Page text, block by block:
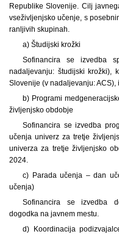
Republike Slovenije. Cilj
vseživljenjsko učenje, s
ranljivih skupinah.
a) Študijski krožki
Sofinancira se izvedba
nadaljevanju: študijski krožki),
Slovenije (v nadaljevanju:
b) Programi
življenjsko obdobje
Sofinancira se izvedba
učenja univerz za tretje
univerza za tretje življenjsko
2024.
c) Parada učenja – dan
učenja)
Sofinancira se izvedba
dogodka na javnem mestu.
d) Koordinacija